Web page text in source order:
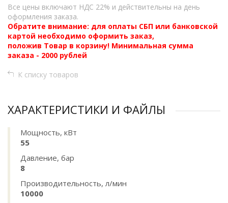
Все цены включают НДС 22% и действительны на день
оформления заказа.
Обратите внимание: для оплаты СБП или банковской
картой необходимо оформить заказ,
положив Товар в корзину! Минимальная сумма
заказа - 2000 рублей
К списку товаров
ХАРАКТЕРИСТИКИ И ФАЙЛЫ
Мощность, кВт
55
Давление, бар
8
Производительность, л/мин
10000